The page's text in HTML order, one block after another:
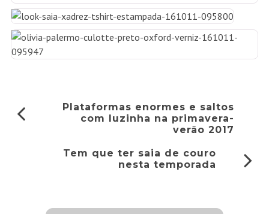
Plataformas enormes e saltos
com luzinha na primavera-
verão 2017
Tem que ter saia de couro
nesta temporada